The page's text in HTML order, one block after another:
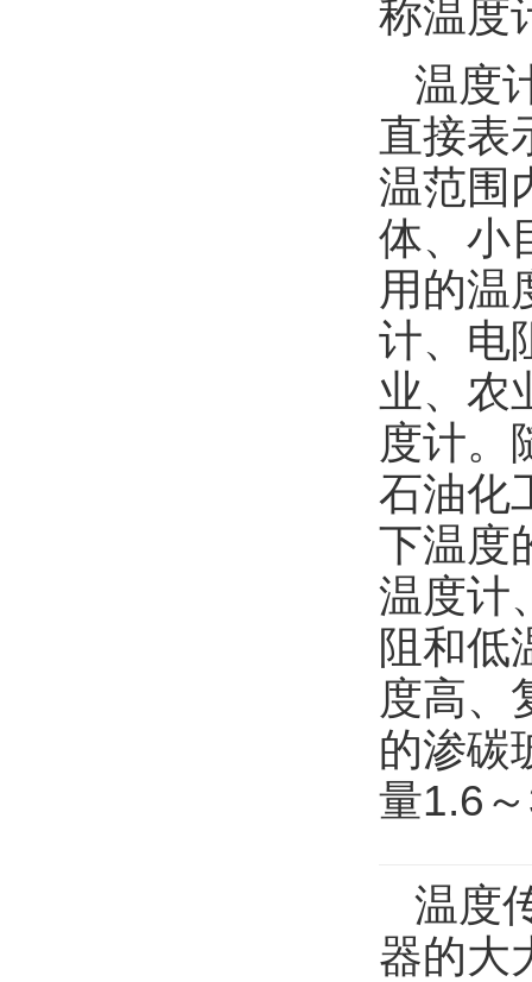
称温度
温度
直接表
温范围
体、小
用的温
计、电
业、农
度计。
石油化
下温度
温度计
阻和低
度高、
的渗碳
量1.6
温度
器的大